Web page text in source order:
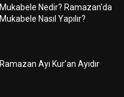
Mukabele Nedir? Ramazan’da
Mukabele Nasıl Yapılır?
Ramazan Ayı Kur’an Ayıdır